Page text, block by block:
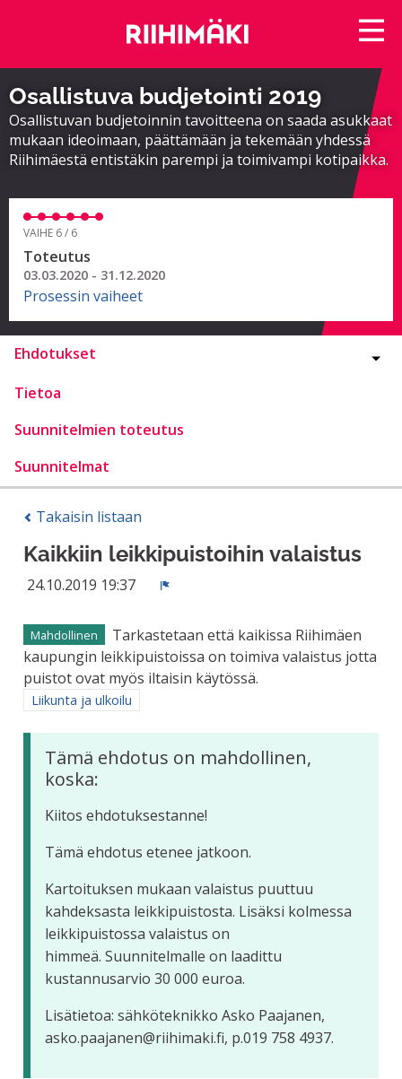
Osallistuva budjetointi 2019
Osallistuvan budjetoinnin tavoitteena on saada asukkaat
mukaan ideoimaan, päättämään ja tekemään yhdessä
Riihimäestä entistäkin parempi ja toimivampi kotipaikka.
VAIHE 6 / 6
Toteutus
03.03.2020 - 31.12.2020
Prosessin vaiheet
Ehdotukset
Tietoa
Suunnitelmien toteutus
Suunnitelmat
Takaisin listaan
Kaikkiin leikkipuistoihin valaistus
24.10.2019 19:37
Mahdollinen
Tarkastetaan että kaikissa Riihimäen
kaupungin leikkipuistoissa on toimiva valaistus jotta
puistot ovat myös iltaisin käytössä.
Rajaa tulokset aihepiirin mukaan: Liikunta ja ulkoilu
Liikunta ja ulkoilu
Tämä ehdotus on mahdollinen,
koska:
Kiitos ehdotuksestanne!
Tämä ehdotus etenee jatkoon.
Kartoituksen mukaan valaistus puuttuu
kahdeksasta leikkipuistosta. Lisäksi kolmessa
leikkipuistossa valaistus on
himmeä. Suunnitelmalle on laadittu
kustannusarvio 30 000 euroa.
Lisätietoa: sähköteknikko Asko Paajanen,
asko.paajanen@riihimaki.fi, p.019 758 4937.